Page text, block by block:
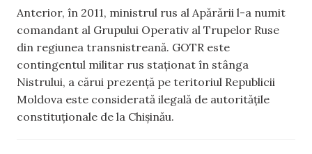
Anterior, în 2011, ministrul rus al Apărării l-a numit
comandant al Grupului Operativ al Trupelor Ruse
din regiunea transnistreană. GOTR este
contingentul militar rus staționat în stânga
Nistrului, a cărui prezență pe teritoriul Republicii
Moldova este considerată ilegală de autoritățile
constituționale de la Chișinău.